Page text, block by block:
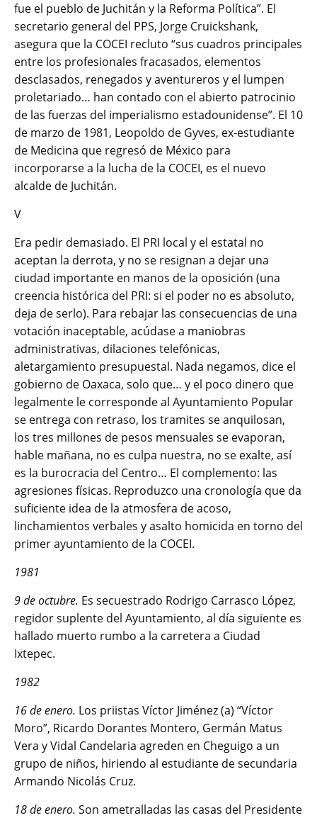
fue el pueblo de Juchitán y la Reforma Política”. El
secretario general del PPS, Jorge Cruickshank,
asegura que la COCEI recluto “sus cuadros principales
entre los profesionales fracasados, elementos
desclasados, renegados y aventureros y el lumpen
proletariado… han contado con el abierto patrocinio
de las fuerzas del imperialismo estadounidense”. El 10
de marzo de 1981, Leopoldo de Gyves, ex-estudiante
de Medicina que regresó de México para
incorporarse a la lucha de la COCEI, es el nuevo
alcalde de Juchitán.
V
Era pedir demasiado. El PRI local y el estatal no
aceptan la derrota, y no se resignan a dejar una
ciudad importante en manos de la oposición (una
creencia histórica del PRI: si el poder no es absoluto,
deja de serlo). Para rebajar las consecuencias de una
votación inaceptable, acúdase a maniobras
administrativas, dilaciones telefónicas,
aletargamiento presupuestal. Nada negamos, dice el
gobierno de Oaxaca, solo que… y el poco dinero que
legalmente le corresponde al Ayuntamiento Popular
se entrega con retraso, los tramites se anquilosan,
los tres millones de pesos mensuales se evaporan,
hable mañana, no es culpa nuestra, no se exalte, así
es la burocracia del Centro… El complemento: las
agresiones físicas. Reproduzco una cronología que da
suficiente idea de la atmosfera de acoso,
linchamientos verbales y asalto homicida en torno del
primer ayuntamiento de la COCEI.
1981
9 de octubre. Es secuestrado Rodrigo Carrasco López,
regidor suplente del Ayuntamiento, al día siguiente es
hallado muerto rumbo a la carretera a Ciudad
Ixtepec.
1982
16 de enero. Los priistas Víctor Jiménez (a) “Víctor
Moro”, Ricardo Dorantes Montero, Germán Matus
Vera y Vidal Candelaria agreden en Cheguigo a un
grupo de niños, hiriendo al estudiante de secundaria
Armando Nicolás Cruz.
18 de enero. Son ametralladas las casas del Presidente